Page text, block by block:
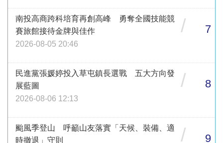
南投高商跨科培育再創高峰 勇奪全國技能競
賽旅館接待金牌與佳作
2026-08-05 20:46
/ 7
民進黨張媛婷投入草屯鎮長選戰 五大方向發
展藍圖
2026-08-06 12:13
/ 8
颱風季登山 呼籲山友落實「天候、裝備、適
時撤退」守則
/ 9